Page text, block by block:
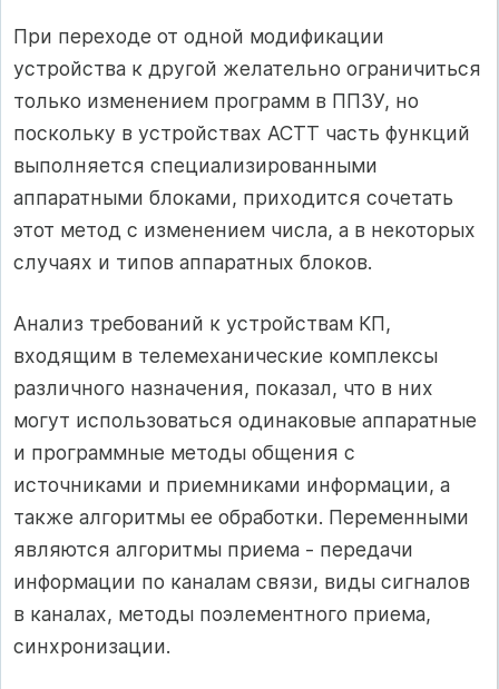
При переходе от одной модификации
устройства к другой желательно ограничиться
только изменением программ в ППЗУ, но
поскольку в устройствах АСТТ часть функций
выполняется специализированными
аппаратными блоками, приходится сочетать
этот метод с изменением числа, а в некоторых
случаях и типов аппаратных блоков.
Анализ требований к устройствам КП,
входящим в телемеханические комплексы
различного назначения, показал, что в них
могут использоваться одинаковые аппаратные
и программные методы общения с
источниками и приемниками информации, а
также алгоритмы ее обработки. Переменными
являются алгоритмы приема - передачи
информации по каналам связи, виды сигналов
в каналах, методы поэлементного приема,
синхронизации.